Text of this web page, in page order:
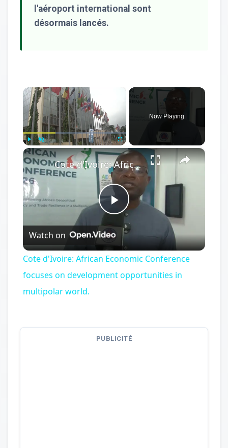
l'aéroport international sont
désormais lancés.
Play Unmute Fullscreen
Now Playing
×
Play
Video
Cote d'Ivoire: African Economic Conference focuses on development opportunities in multipolar world.
Watch on
Cote d'Ivoire: African Economic Conference
focuses on development opportunities in
multipolar world.
PUBLICITÉ